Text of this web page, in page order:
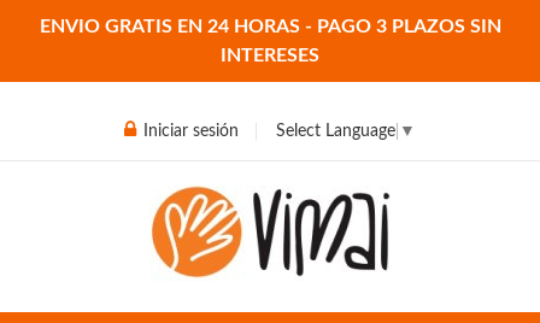
ENVIO GRATIS EN 24 HORAS - PAGO 3 PLAZOS SIN
INTERESES
Iniciar sesión Select Language ▼